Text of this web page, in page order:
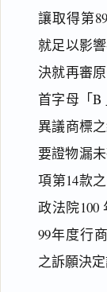
讓取得第
就足以影
決就再審
首字母「B
異議商標
要證物漏
項第14款
政法院100
99年度行
之訴願決